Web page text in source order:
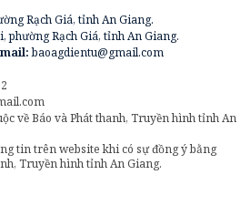
Rạch Giá, tỉnh An Giang.
phường Rạch Giá, tỉnh An Giang.
baoagdientu@gmail.com
về Báo và Phát thanh, Truyền hình tỉnh An
tin trên website khi có sự đồng ý bằng
Truyền hình tỉnh An Giang.